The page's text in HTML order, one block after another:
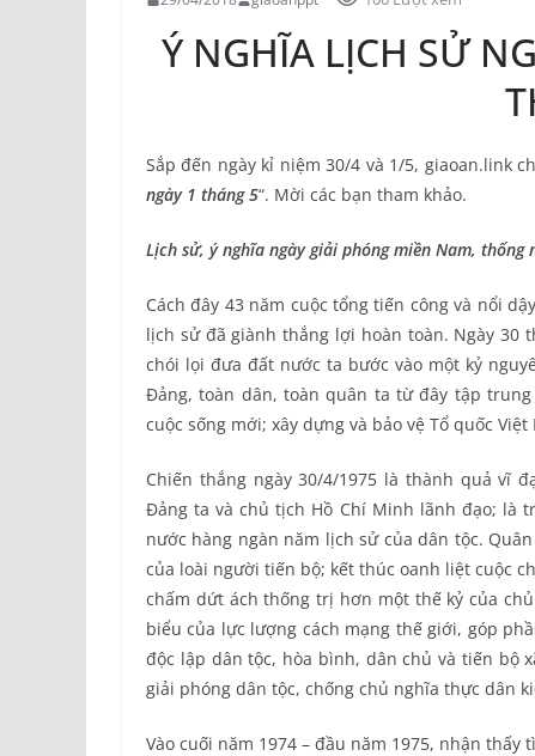
Ý NGHĨA LỊCH SỬ
Sắp đến ngày kỉ niệm 30/4 và 1/5, giaoan.link
ngày 1 tháng 5“. Mời các bạn tham khảo.
Lịch sử, ý nghĩa ngày giải phóng miền Nam,
Cách đây 43 năm cuộc tổng tiến công và nổi
lịch sử đã giành thắng lợi hoàn toàn. Ngày 30
chói lọi đưa đất nước ta bước vào một kỷ
Đảng, toàn dân, toàn quân ta từ đây tập
cuộc sống mới; xây dựng và bảo vệ Tổ quốc
Chiến thắng ngày 30/4/1975 là thành quả vĩ
Đảng ta và chủ tịch Hồ Chí Minh lãnh đạo; là
nước hàng ngàn năm lịch sử của dân tộc.
của loài người tiến bộ; kết thúc oanh liệt cuộc
chấm dứt ách thống trị hơn một thế kỷ của
biểu của lực lượng cách mạng thế giới, góp
độc lập dân tộc, hòa bình, dân chủ và tiến bộ
giải phóng dân tộc, chống chủ nghĩa thực dân
Vào cuối năm 1974 – đầu năm 1975, nhận